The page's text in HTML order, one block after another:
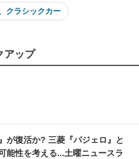
クラシックカー
アップ
が復活か? 三菱『パジェロ』と
能性を考える...土曜ニュースラ